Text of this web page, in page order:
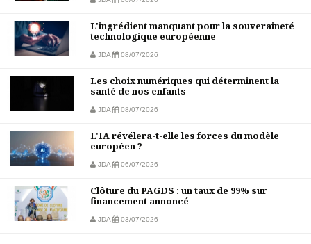
L'ingrédient manquant pour la souveraineté
technologique européenne
JDA 08/07/2026
Les choix numériques qui déterminent la
santé de nos enfants
JDA 08/07/2026
L'IA révélera-t-elle les forces du modèle
européen ?
JDA 06/07/2026
Clôture du PAGDS : un taux de 99% sur
financement annoncé
JDA 03/07/2026